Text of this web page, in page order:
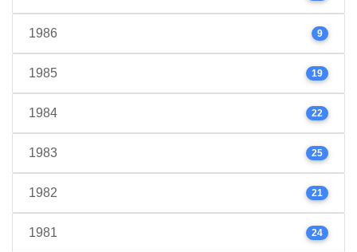
1986 9
1985 19
1984 22
1983 25
1982 21
1981 24